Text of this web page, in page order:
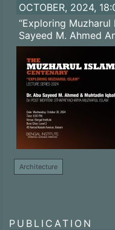
OCTOBER, 2024,
“Exploring Muzharul
Sayeed M. Ahmed
Architecture
PUBLICATION